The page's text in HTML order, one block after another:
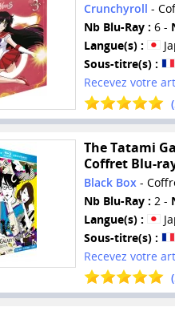
Crunchyroll -
Nb Blu-Ray : 6 -
Langue(s) :
Sous-titre(s) :
Recevez votre
(
The Tatami
Coffret Blu-
Black Box-
Nb Blu-Ray : 2 -
Langue(s) :
Sous-titre(s) :
Recevez votre
(